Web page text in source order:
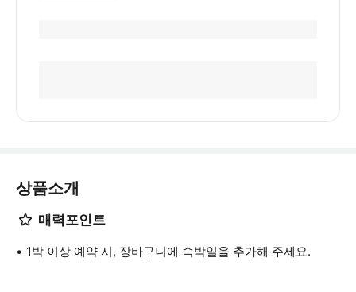
상품소개
매력포인트
1박 이상 예약 시, 장바구니에 숙박일을 추가해 주세요.